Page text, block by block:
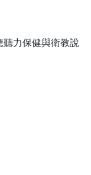
力保健與衛教說